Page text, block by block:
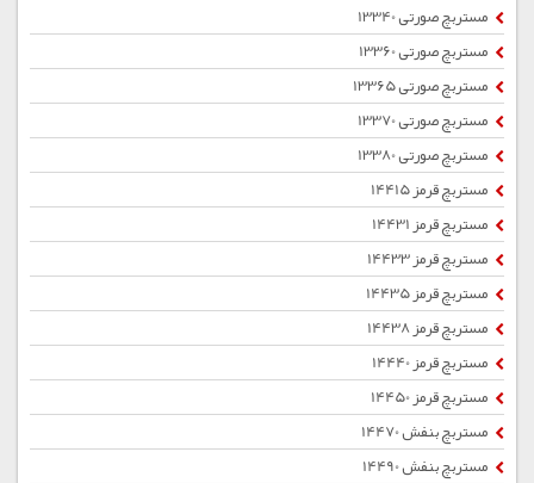
مستربچ صورتی 13340
مستربچ صورتی 13360
مستربچ صورتی 13365
مستربچ صورتی 13370
مستربچ صورتی 13380
مستربچ قرمز 14415
مستربچ قرمز 14431
مستربچ قرمز 14433
مستربچ قرمز 14435
مستربچ قرمز 14438
مستربچ قرمز 14440
مستربچ قرمز 14450
مستربچ بنفش 14470
مستربچ بنفش 14490